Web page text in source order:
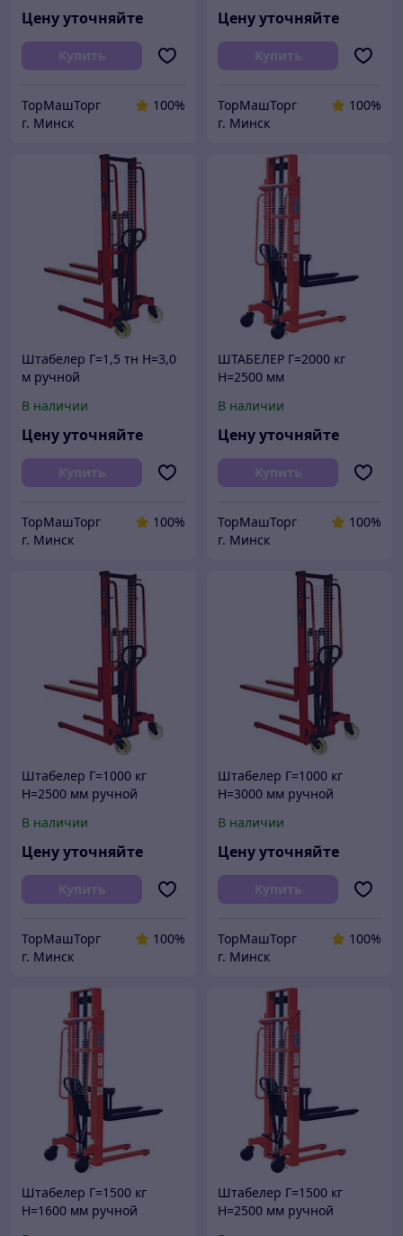
электроштабелер
Цену уточняйте
Купить
ТорМашТорг
100%
г. Минск
электроштабелер
Цену уточняйте
Купить
ТорМашТорг
100%
г. Минск
Штабелер Г=1,5 тн Н=3,0
м ручной
В наличии
Цену уточняйте
Купить
ТорМашТорг
100%
г. Минск
ШТАБЕЛЕР Г=2000 кг
Н=2500 мм
купить в РБ
В наличии
Цену уточняйте
Купить
ТорМашТорг
100%
г. Минск
Штабелер Г=1000 кг
Н=2500 мм ручной
В наличии
Цену уточняйте
Купить
ТорМашТорг
100%
г. Минск
Штабелер Г=1000 кг
Н=3000 мм ручной
В наличии
Цену уточняйте
Купить
ТорМашТорг
100%
г. Минск
Штабелер Г=1500 кг
Н=1600 мм ручной
Штабелер Г=1500 кг
Н=2500 мм ручной